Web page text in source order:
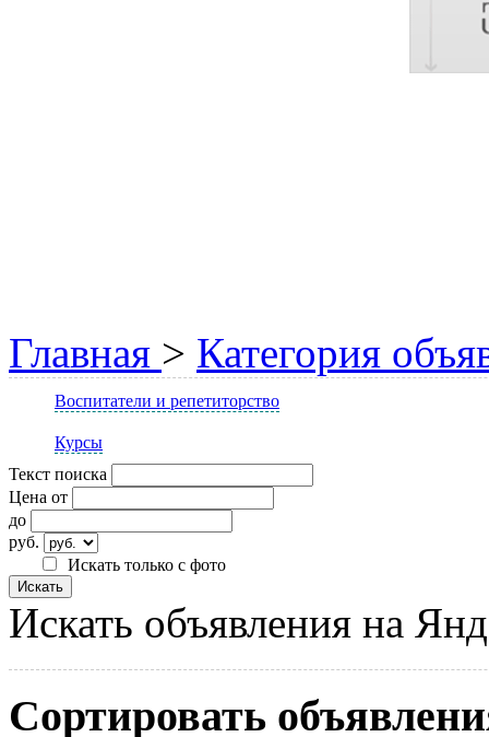
Главная > Категория
Воспитатели и репетиторство
Курсы
Текст поиска
Цена от
до
руб.
Искать только с фото
Искать объявления на
Сортировать